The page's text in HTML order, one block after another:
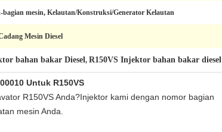
bagian mesin, Kelautan/Konstruksi/Generator Kelautan
Mesin Diesel
bahan bakar Diesel, R150VS Injektor bahan bakar diesel
Untuk R150VS
R150VS Anda?Injektor kami dengan nomor bagian
mesin Anda.